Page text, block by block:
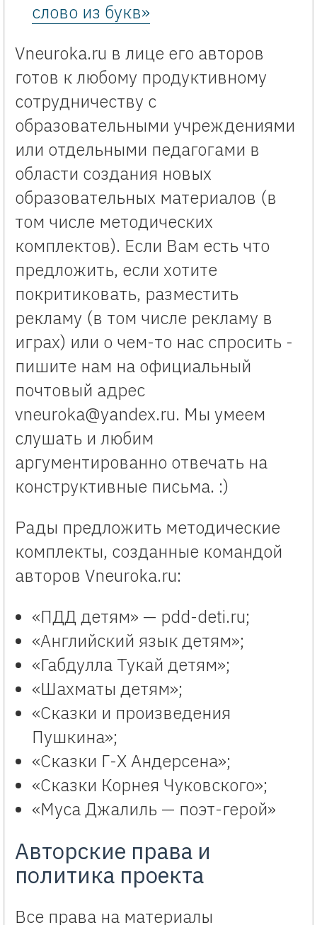
слово из букв»
Vneuroka.ru в лице его авторов
готов к любому продуктивному
сотрудничеству с
образовательными учреждениями
или отдельными педагогами в
области создания новых
образовательных материалов (в
том числе методических
комплектов). Если Вам есть что
предложить, если хотите
покритиковать, разместить
рекламу (в том числе рекламу в
играх) или о чем-то нас спросить -
пишите нам на официальный
почтовый адрес
vneuroka@yandex.ru. Мы умеем
слушать и любим
аргументированно отвечать на
конструктивные письма. :)
Рады предложить методические
комплекты, созданные командой
авторов Vneuroka.ru:
«ПДД детям» — pdd-deti.ru;
«Английский язык детям»;
«Габдулла Тукай детям»;
«Шахматы детям»;
«Сказки и произведения
Пушкина»;
«Сказки Г-Х Андерсена»;
«Сказки Корнея Чуковского»;
«Муса Джалиль — поэт-герой»
Авторские права и
политика проекта
Все права на материалы